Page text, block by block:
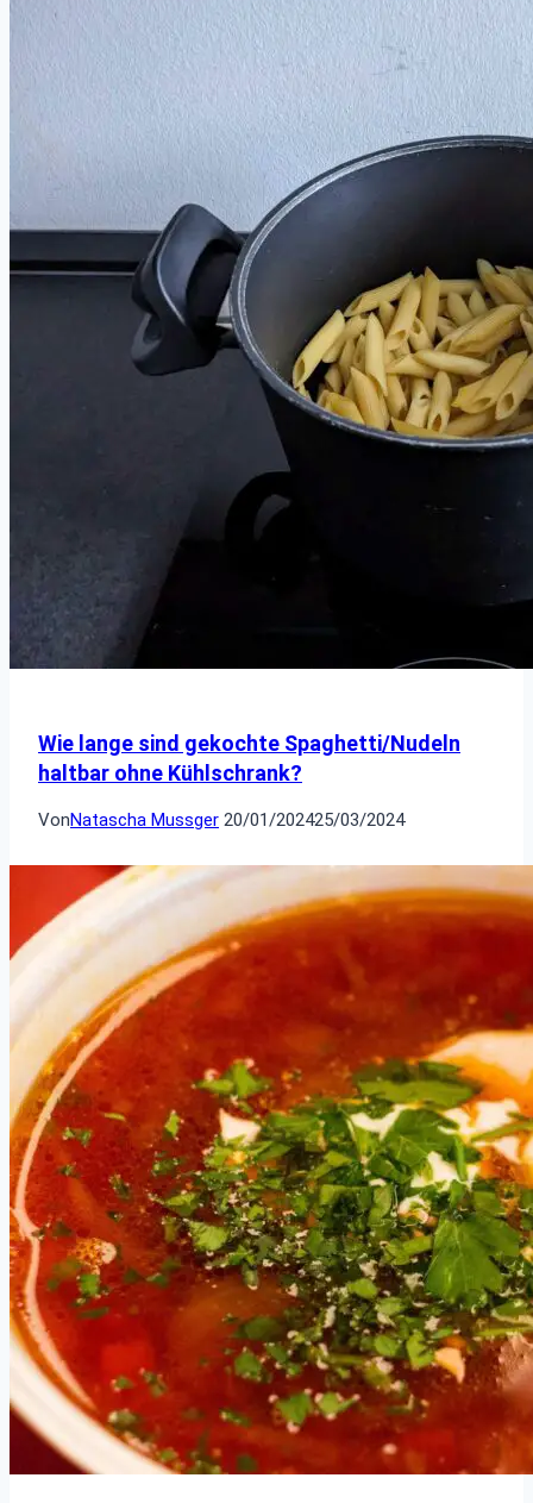
Wie lange sind gekochte Spaghetti/Nudeln
haltbar ohne Kühlschrank?
VonNatascha Mussger 20/01/202425/03/2024